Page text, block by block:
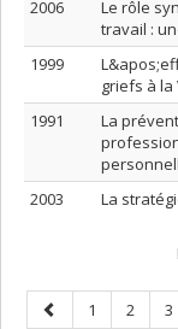
2006
Le rôle
travail :
1999
griefs à la
1991
La
2003
La
PagePage
1 Page
2 3